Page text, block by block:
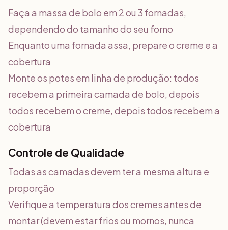
Faça a massa de bolo em 2 ou 3 fornadas,
dependendo do tamanho do seu forno
Enquanto uma fornada assa, prepare o creme e a
cobertura
Monte os potes em linha de produção: todos
recebem a primeira camada de bolo, depois
todos recebem o creme, depois todos recebem a
cobertura
Controle de Qualidade
Todas as camadas devem ter a mesma altura e
proporção
Verifique a temperatura dos cremes antes de
montar (devem estar frios ou mornos, nunca